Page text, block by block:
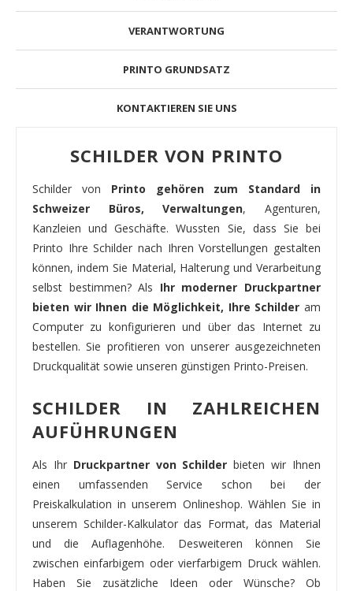
VERANTWORTUNG
PRINTO GRUNDSATZ
KONTAKTIEREN SIE UNS
SCHILDER VON PRINTO
Schilder von Printo gehören zum Standard in
Schweizer Büros, Verwaltungen, Agenturen,
Kanzleien und Geschäfte. Wussten Sie, dass Sie bei
Printo Ihre Schilder nach Ihren Vorstellungen gestalten
können, indem Sie Material, Halterung und Verarbeitung
selbst bestimmen? Als Ihr moderner Druckpartner
bieten wir Ihnen die Möglichkeit, Ihre Schilder am
Computer zu konfigurieren und über das Internet zu
bestellen. Sie profitieren von unserer ausgezeichneten
Druckqualität sowie unseren günstigen Printo-Preisen.
SCHILDER IN ZAHLREICHEN
AUFÜHRUNGEN
Als Ihr Druckpartner von Schilderbieten wir Ihnen
einen umfassenden Service schon bei der
Preiskalkulation in unserem Onlineshop. Wählen Sie in
unserem Schilder-Kalkulator das Format, das Material
und die Auflagenhöhe. Desweiteren können Sie
zwischen einfarbigem oder vierfarbigem Druck wählen.
Haben Sie zusätzliche Ideen oder Wünsche? Ob